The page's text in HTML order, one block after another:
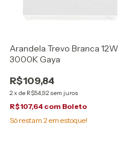
Arandela Trevo Branca 12W
3000K Gaya
R$109,84
2x de R$54,92 sem juros
R$107,64 com Boleto
Só restam 2em estoque!